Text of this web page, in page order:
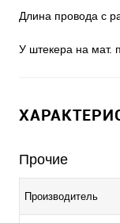
Длина провода с
У штекера на мат.
Прочие
Производитель